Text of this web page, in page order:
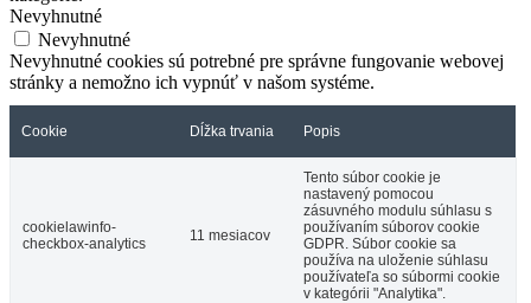
Nevyhnutné
Nevyhnutné
Nevyhnutné cookies sú potrebné pre správne fungovanie webovej
stránky a nemožno ich vypnúť v našom systéme.
Cookie Dĺžka trvania Popis
cookielawinfo-
checkbox-analytics
11 mesiacov
Tento súbor cookie je
nastavený pomocou
zásuvného modulu súhlasu s
používaním súborov cookie
GDPR. Súbor cookie sa
používa na uloženie súhlasu
používateľa so súbormi cookie
v kategórii "Analytika".